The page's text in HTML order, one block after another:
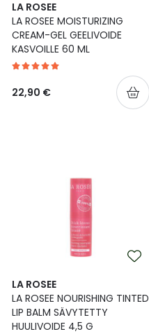
LA ROSEE
LA ROSEE MOISTURIZING
CREAM-GEL GEELIVOIDE
KASVOILLE 60 ML
22,90 €
LA ROSEE
LA ROSEE NOURISHING TINTED
LIP BALM SÄVYTETTY
HUULIVOIDE 4,5 G